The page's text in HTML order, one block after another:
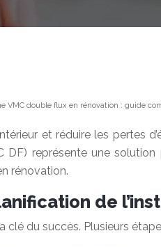
VMC double flux en rénovation : guide
et réduire les pertes
DF) représente une
rénovation.
de
clé du succès. Plusieurs